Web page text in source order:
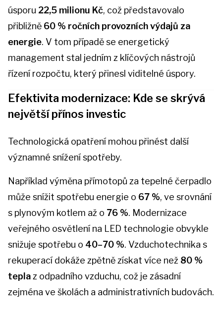
úsporu 22,5 milionu Kč, což představovalo
přibližně 60 % ročních provozních výdajů za
energie. V tom případě se energetický
management stal jedním z klíčových nástrojů
řízení rozpočtu, který přinesl viditelné úspory.
Efektivita modernizace: Kde se skrývá
největší přínos investic
Technologická opatření mohou přinést další
významné snížení spotřeby.
Například výměna přímotopů za tepelné čerpadlo
může snížit spotřebu energie o 67 %, ve srovnání
s plynovým kotlem až o 76 %. Modernizace
veřejného osvětlení na LED technologie obvykle
snižuje spotřebu o 40–70 %. Vzduchotechnika s
rekuperací dokáže zpětně získat více než 80 %
teplaz odpadního vzduchu, což je zásadní
zejména ve školách a administrativních budovách.